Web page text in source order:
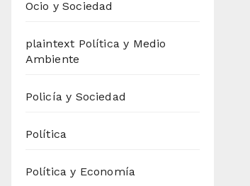
Ocio y Sociedad
plaintext Política y Medio
Ambiente
Policía y Sociedad
Política
Política y Economía